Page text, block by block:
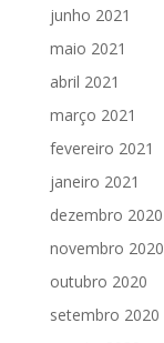
junho 2021
maio 2021
abril 2021
março 2021
fevereiro 2021
janeiro 2021
dezembro 2020
novembro 2020
outubro 2020
setembro 2020